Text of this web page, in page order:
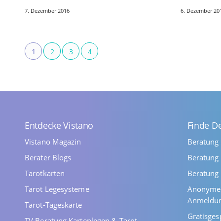
Feng Shui gleichmäßig vertreten sein.
7. Dezember 2016
Erde. Ein
6. Dezember
1 2 3 4
Entdecke Vistano
Vistano Magazin
Berater Blogs
Tarotkarten
Tarot Legesysteme
Tarot-Tageskarte
Finde
Beratung
Beratung